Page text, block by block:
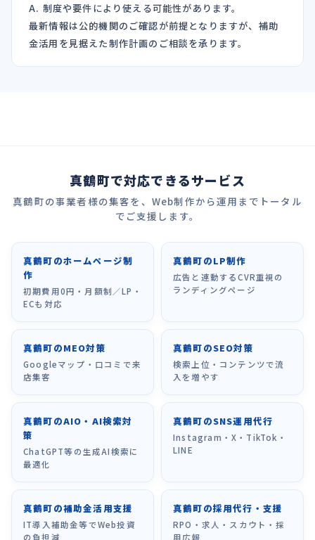
A. 制度や要件により使える可能性があります。
最新情報は公的機関のご確認が前提となりますが、補助
金活用を見据えた制作計画のご相談を承ります。
真鶴町で対応できるサービス
真鶴町の事業者様の集客を、Web制作から運用までトータル
でご支援します。
真鶴町のホームページ制
作
初期費用0円・月額制／LP・
ECも対応
真鶴町のLP制作
広告と連動するCVR重視の
ランディングページ
真鶴町のMEO対策
Googleマップ・口コミで来
店集客
真鶴町のSEO対策
検索上位・コンテンツで流
入を増やす
真鶴町のAIO・AI検索対
策
ChatGPT等の生成AI検索に
最適化
真鶴町のSNS運用代行
Instagram・X・TikTok・
LINE
真鶴町の補助金活用支援
IT導入補助金等でWeb投資
の負担減
真鶴町の採用代行・支援
RPO・求人・スカウト・採
用広報